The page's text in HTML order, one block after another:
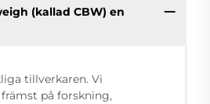
(kallad CBW) en
tillverkaren. Vi
främst på forskning,